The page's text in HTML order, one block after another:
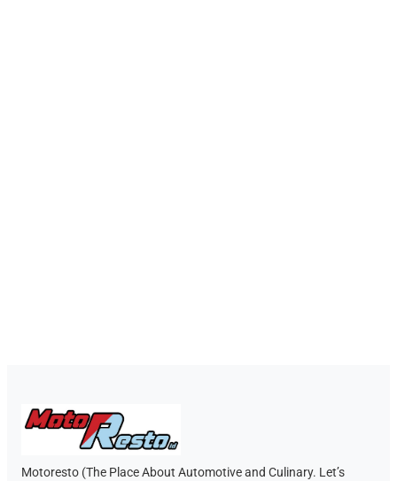
Motoresto (The Place About Automotive and Culinary. Let’s